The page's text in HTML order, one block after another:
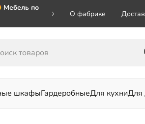
Мебель по
О фабрике
шкафыГардеробныеДля кухниДля